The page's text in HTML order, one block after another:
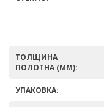
ТОЛЩИНА
ПОЛОТНА (ММ):
УПАКОВКА: